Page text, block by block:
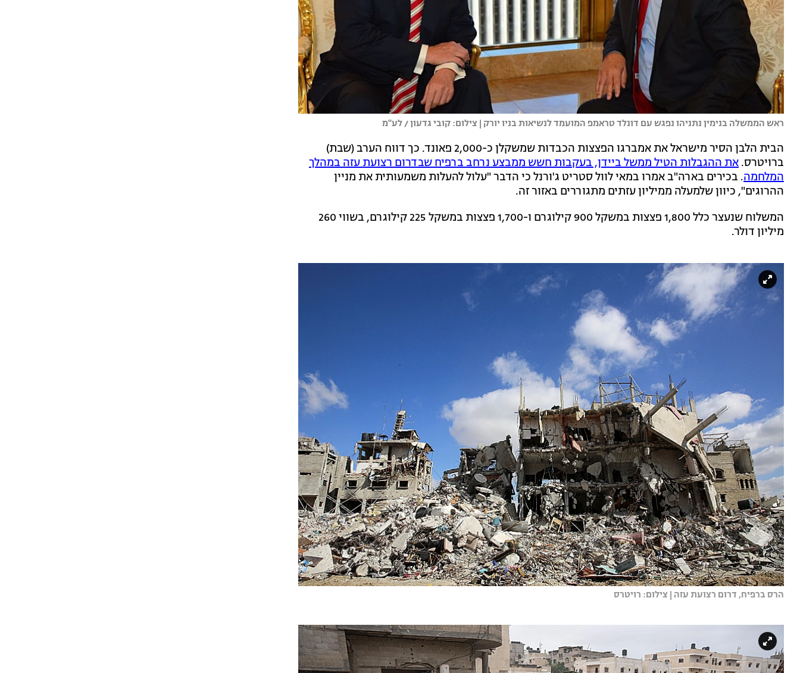
ראש הממשלה בנימין נתניהו נפגש עם דונלד טראמפ המועמד לנשיאות בניו יורק | צילום: קובי גדעון / לע"מ
הבית הלבן הסיר מישראל את אמברגו הפצצות הכבדות שמשקלן כ-2,000 פאונד. כך דווח הערב (שבת)
ברויטרס. את ההגבלות הטיל ממשל ביידן, בעקבות חשש ממבצע נרחב ברפיח שבדרום רצועת עזה במהלך
המלחמה. בכירים בארה"ב אמרו במאי לוול סטריט ג'ורנל כי הדבר "עלול להעלות משמעותית את מניין
ההרוגים", כיוון שלמעלה ממיליון עזתים מתגוררים באזור זה.
המשלוח שנעצר כלל 1,800 פצצות במשקל 900 קילוגרם ו-1,700 פצצות במשקל 225 קילוגרם, בשווי 260
מיליון דולר.
הרס ברפיח, דרום רצועת עזה | צילום: רויטרס